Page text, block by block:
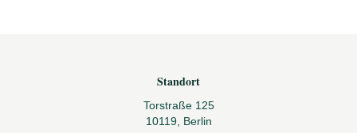
Standort
Torstraße 125
10119, Berlin